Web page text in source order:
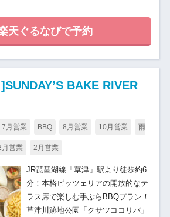
天ぐるなびで予約
BAKE RIVER
7月営業 BBQ 8月営業 10月営業 雨
月営業 2月営業
JR琵琶湖線「草津」駅より徒歩約6
分！本格ピッツェリアの開放的なテ
ラス席で楽しむ手ぶらBBQプラン！
草津川跡地公園「クサツココリバ」